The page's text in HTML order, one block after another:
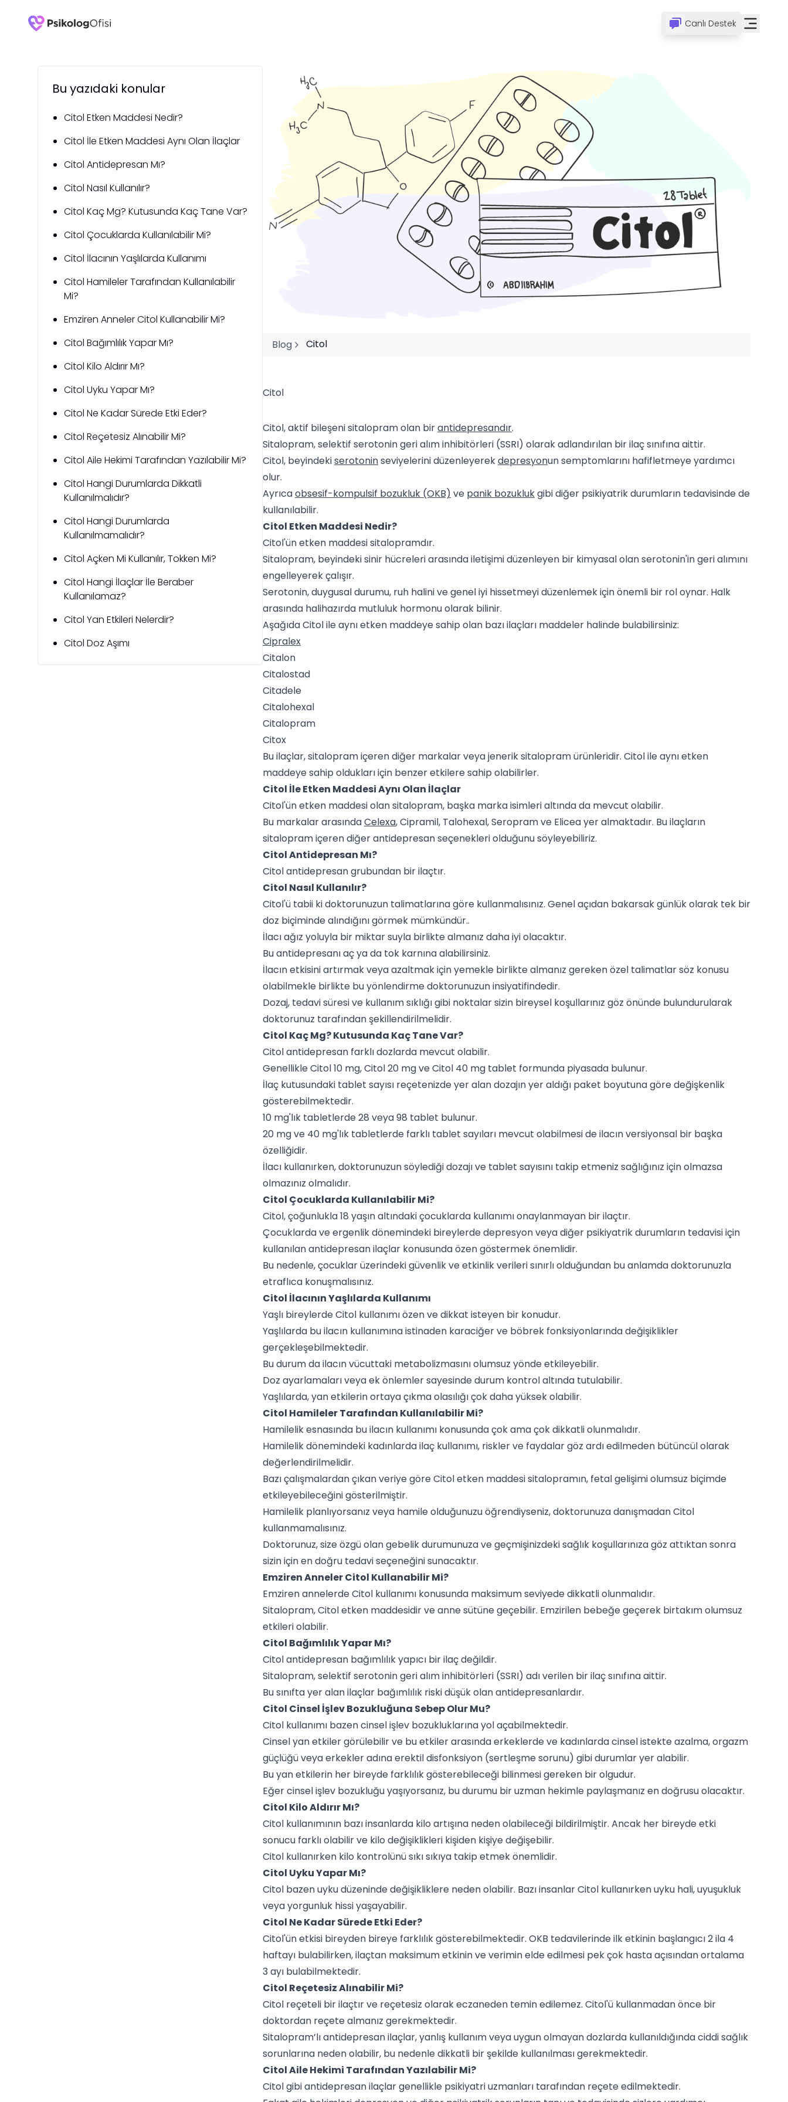
Canlı Destek
Bu yazıdaki konular
Citol Etken Maddesi Nedir?
Citol İle Etken Maddesi Aynı Olan İlaçlar
Citol Antidepresan Mı?
Citol Nasıl Kullanılır?
Citol Kaç Mg? Kutusunda Kaç Tane Var?
Citol Çocuklarda Kullanılabilir Mi?
Citol İlacının Yaşlılarda Kullanımı
Citol Hamileler Tarafından Kullanılabilir
Mi?
Emziren Anneler Citol Kullanabilir Mi?
Citol Bağımlılık Yapar Mı?
Citol Kilo Aldırır Mı?
Citol Uyku Yapar Mı?
Citol Ne Kadar Sürede Etki Eder?
Citol Reçetesiz Alınabilir Mi?
Citol Aile Hekimi Tarafından Yazılabilir Mi?
Citol Hangi Durumlarda Dikkatli
Kullanılmalıdır?
Citol Hangi Durumlarda
Kullanılmamalıdır?
Citol Açken Mi Kullanılır, Tokken Mi?
Citol Hangi İlaçlar İle Beraber
Kullanılamaz?
Citol Yan Etkileri Nelerdir?
Citol Doz Aşımı
Blog Citol
Citol
Citol, aktif bileşeni sitalopram olan birantidepresandır.
Sitalopram, selektif serotonin geri alım inhibitörleri (SSRI) olarak adlandırılan bir ilaç sınıfına aittir.
Citol, beyindekiserotoninseviyelerini düzenleyerekdepresyonun semptomlarını hafifletmeye yardımcı
olur.
Ayrıcaobsesif-kompulsif bozukluk (OKB) ve panik bozuklukgibi diğer psikiyatrik durumların tedavisinde de
kullanılabilir.
Citol Etken Maddesi Nedir?
Citol'ün etken maddesi sitalopramdır.
Sitalopram, beyindeki sinir hücreleri arasında iletişimi düzenleyen bir kimyasal olan serotonin'in geri alımını
engelleyerek çalışır.
Serotonin, duygusal durumu, ruh halini ve genel iyi hissetmeyi düzenlemek için önemli bir rol oynar. Halk
arasında halihazırda mutluluk hormonu olarak bilinir.
Aşağıda Citol ile aynı etken maddeye sahip olan bazı ilaçları maddeler halinde bulabilirsiniz:
Cipralex
Citalon
Citalostad
Citadele
Citalohexal
Citalopram
Citox
Bu ilaçlar, sitalopram içeren diğer markalar veya jenerik sitalopram ürünleridir. Citol ile aynı etken
maddeye sahip oldukları için benzer etkilere sahip olabilirler.
Citol İle Etken Maddesi Aynı Olan İlaçlar
Citol'ün etken maddesi olan sitalopram, başka marka isimleri altında da mevcut olabilir.
Bu markalar arasındaCelexa, Cipramil, Talohexal, Seropram ve Elicea yer almaktadır. Bu ilaçların
sitalopram içeren diğer antidepresan seçenekleri olduğunu söyleyebiliriz.
Citol Antidepresan Mı?
Citol antidepresan grubundan bir ilaçtır.
Citol Nasıl Kullanılır?
Citol'ü tabii ki doktorunuzun talimatlarına göre kullanmalısınız. Genel açıdan bakarsak günlük olarak tek bir
doz biçiminde alındığını görmek mümkündür..
İlacı ağız yoluyla bir miktar suyla birlikte almanız daha iyi olacaktır.
Bu antidepresanı aç ya da tok karnına alabilirsiniz.
İlacın etkisini artırmak veya azaltmak için yemekle birlikte almanız gereken özel talimatlar söz konusu
olabilmekle birlikte bu yönlendirme doktorunuzun insiyatifindedir.
Dozaj, tedavi süresi ve kullanım sıklığı gibi noktalar sizin bireysel koşullarınız göz önünde bulundurularak
doktorunuz tarafından şekillendirilmelidir.
Citol Kaç Mg? Kutusunda Kaç Tane Var?
Citol antidepresan farklı dozlarda mevcut olabilir.
Genellikle Citol 10 mg, Citol 20 mg ve Citol 40 mg tablet formunda piyasada bulunur.
İlaç kutusundaki tablet sayısı reçetenizde yer alan dozajın yer aldığı paket boyutuna göre değişkenlik
gösterebilmektedir.
10 mg'lık tabletlerde 28 veya 98 tablet bulunur.
20 mg ve 40 mg'lık tabletlerde farklı tablet sayıları mevcut olabilmesi de ilacın versiyonsal bir başka
özelliğidir.
İlacı kullanırken, doktorunuzun söylediği dozajı ve tablet sayısını takip etmeniz sağlığınız için olmazsa
olmazınız olmalıdır.
Citol Çocuklarda Kullanılabilir Mi?
Citol, çoğunlukla 18 yaşın altındaki çocuklarda kullanımı onaylanmayan bir ilaçtır.
Çocuklarda ve ergenlik dönemindeki bireylerde depresyon veya diğer psikiyatrik durumların tedavisi için
kullanılan antidepresan ilaçlar konusunda özen göstermek önemlidir.
Bu nedenle, çocuklar üzerindeki güvenlik ve etkinlik verileri sınırlı olduğundan bu anlamda doktorunuzla
etraflıca konuşmalısınız.
Citol İlacının Yaşlılarda Kullanımı
Yaşlı bireylerde Citol kullanımı özen ve dikkat isteyen bir konudur.
Yaşlılarda bu ilacın kullanımına istinaden karaciğer ve böbrek fonksiyonlarında değişiklikler
gerçekleşebilmektedir.
Bu durum da ilacın vücuttaki metabolizmasını olumsuz yönde etkileyebilir.
Doz ayarlamaları veya ek önlemler sayesinde durum kontrol altında tutulabilir.
Yaşlılarda, yan etkilerin ortaya çıkma olasılığı çok daha yüksek olabilir.
Citol Hamileler Tarafından Kullanılabilir Mi?
Hamilelik esnasında bu ilacın kullanımı konusunda çok ama çok dikkatli olunmalıdır.
Hamilelik dönemindeki kadınlarda ilaç kullanımı, riskler ve faydalar göz ardı edilmeden bütüncül olarak
değerlendirilmelidir.
Bazı çalışmalardan çıkan veriye göre Citol etken maddesi sitalopramın, fetal gelişimi olumsuz biçimde
etkileyebileceğini gösterilmiştir.
Hamilelik planlıyorsanız veya hamile olduğunuzu öğrendiyseniz, doktorunuza danışmadan Citol
kullanmamalısınız.
Doktorunuz, size özgü olan gebelik durumunuza ve geçmişinizdeki sağlık koşullarınıza göz attıktan sonra
sizin için en doğru tedavi seçeneğini sunacaktır.
Emziren Anneler Citol Kullanabilir Mi?
Emziren annelerde Citol kullanımı konusunda maksimum seviyede dikkatli olunmalıdır.
Sitalopram, Citol etken maddesidir ve anne sütüne geçebilir. Emzirilen bebeğe geçerek birtakım olumsuz
etkileri olabilir.
Citol Bağımlılık Yapar Mı?
Citol antidepresan bağımlılık yapıcı bir ilaç değildir.
Sitalopram, selektif serotonin geri alım inhibitörleri (SSRI) adı verilen bir ilaç sınıfına aittir.
Bu sınıfta yer alan ilaçlar bağımlılık riski düşük olan antidepresanlardır.
Citol Cinsel İşlev Bozukluğuna Sebep Olur Mu?
Citol kullanımı bazen cinsel işlev bozukluklarına yol açabilmektedir.
Cinsel yan etkiler görülebilir ve bu etkiler arasında erkeklerde ve kadınlarda cinsel istekte azalma, orgazm
güçlüğü veya erkekler adına erektil disfonksiyon (sertleşme sorunu) gibi durumlar yer alabilir.
Bu yan etkilerin her bireyde farklılık gösterebileceği bilinmesi gereken bir olgudur.
Eğer cinsel işlev bozukluğu yaşıyorsanız, bu durumu bir uzman hekimle paylaşmanız en doğrusu olacaktır.
Citol Kilo Aldırır Mı?
Citol kullanımının bazı insanlarda kilo artışına neden olabileceği bildirilmiştir. Ancak her bireyde etki
sonucu farklı olabilir ve kilo değişiklikleri kişiden kişiye değişebilir.
Citol kullanırken kilo kontrolünü sıkı sıkıya takip etmek önemlidir.
Citol Uyku Yapar Mı?
Citol bazen uyku düzeninde değişikliklere neden olabilir. Bazı insanlar Citol kullanırken uyku hali, uyuşukluk
veya yorgunluk hissi yaşayabilir.
Citol Ne Kadar Sürede Etki Eder?
Citol'ün etkisi bireyden bireye farklılık gösterebilmektedir. OKB tedavilerinde ilk etkinin başlangıcı 2 ila 4
haftayı bulabilirken, ilaçtan maksimum etkinin ve verimin elde edilmesi pek çok hasta açısından ortalama
3 ayı bulabilmektedir.
Citol Reçetesiz Alınabilir Mi?
Citol reçeteli bir ilaçtır ve reçetesiz olarak eczaneden temin edilemez. Citol'ü kullanmadan önce bir
doktordan reçete almanız gerekmektedir.
Sitalopram’lı antidepresan ilaçlar, yanlış kullanım veya uygun olmayan dozlarda kullanıldığında ciddi sağlık
sorunlarına neden olabilir, bu nedenle dikkatli bir şekilde kullanılması gerekmektedir.
Citol Aile Hekimi Tarafından Yazılabilir Mi?
Citol gibi antidepresan ilaçlar genellikle psikiyatri uzmanları tarafından reçete edilmektedir.